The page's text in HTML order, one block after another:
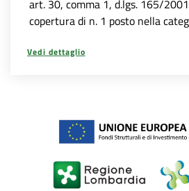
art. 30, comma 1, d.lgs. 165/
copertura di n. 1 posto nella
Vedi dettaglio